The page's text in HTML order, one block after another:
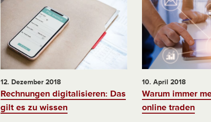
12. Dezember 2018
Rechnungen digitalisieren: Das
gilt es zu wissen
10. April 2018
Warum immer
online traden